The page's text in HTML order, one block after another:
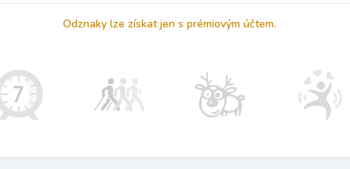
Odznaky lze získat jen s prémiovým účtem.